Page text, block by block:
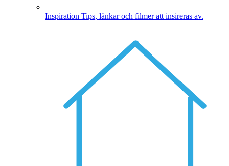
Inspiration Tips, länkar och filmer att insireras av.